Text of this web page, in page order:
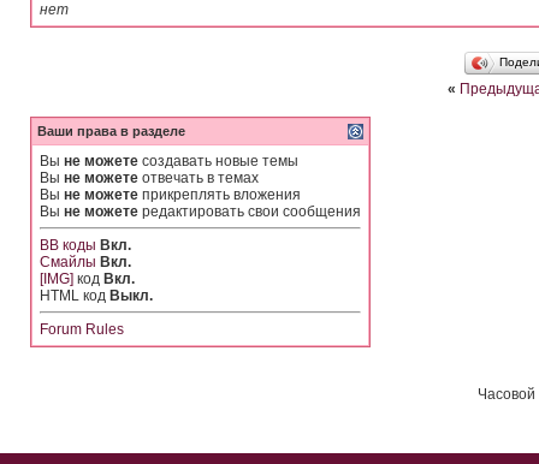
нет
«
Ваши права в разделе
Вы не можете создавать новые темы
Вы не можете отвечать в темах
Вы не можете прикреплять вложения
Вы не можете редактировать свои сообщения
BB коды Вкл.
Смайлы Вкл.
[IMG] код Вкл.
HTML код Выкл.
Forum Rules